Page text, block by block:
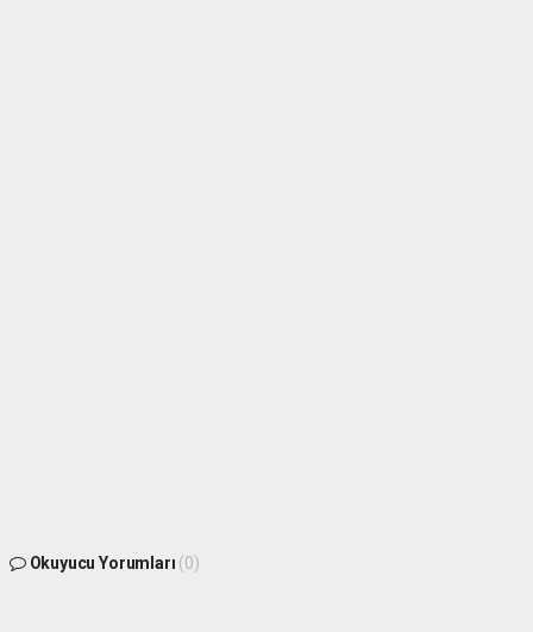
Okuyucu Yorumları (0)